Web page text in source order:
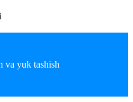
va yuk tashish